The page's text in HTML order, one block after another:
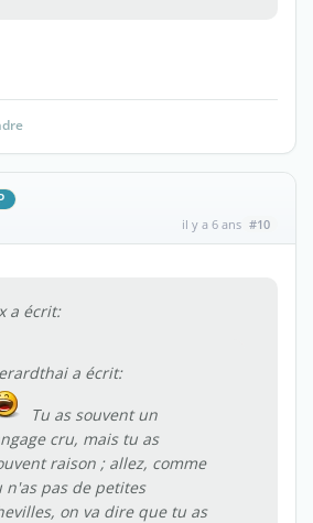
il y a 6 ans #10
a écrit:
a écrit:
Tu as souvent un
cru, mais tu as
raison ; allez, comme
n'as pas de petites
on va dire que tu as